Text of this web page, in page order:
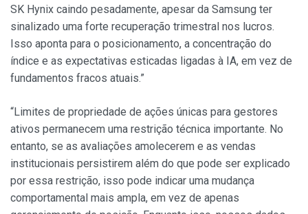
SK Hynix caindo pesadamente, apesar da Samsung ter
sinalizado uma forte recuperação trimestral nos lucros.
Isso aponta para o posicionamento, a concentração do
índice e as expectativas esticadas ligadas à IA, em vez de
fundamentos fracos atuais.”
“Limites de propriedade de ações únicas para gestores
ativos permanecem uma restrição técnica importante. No
entanto, se as avaliações amolecerem e as vendas
institucionais persistirem além do que pode ser explicado
por essa restrição, isso pode indicar uma mudança
comportamental mais ampla, em vez de apenas